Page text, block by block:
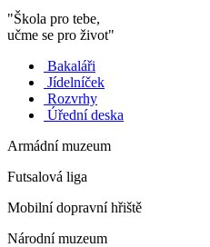
"Škola pro tebe,
učme se pro život"
Bakaláři
Jídelníček
Rozvrhy
Úřední deska
Armádní muzeum
Futsalová liga
Mobilní dopravní hřiště
Národní muzeum